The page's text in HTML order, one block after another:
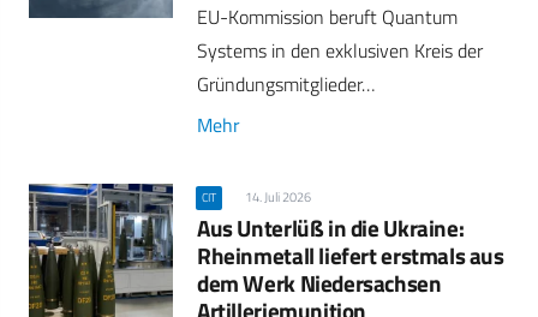
EU-Kommission beruft Quantum
Systems in den exklusiven Kreis der
Gründungsmitglieder…
Mehr
CIT 14. Juli 2026
Aus Unterlüß in die Ukraine:
Rheinmetall liefert erstmals aus
dem Werk Niedersachsen